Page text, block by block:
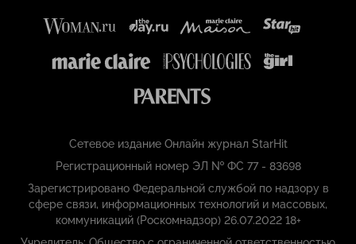
Сетевое издание Онлайн журнал StarHit
Регистрационный номер ЭЛ № ФС 77 - 83698
Зарегистрировано Федеральной службой по надзору в
сфере связи, информационных технологий и массовых,
коммуникаций (Роскомнадзор) 26.07.2022 18+